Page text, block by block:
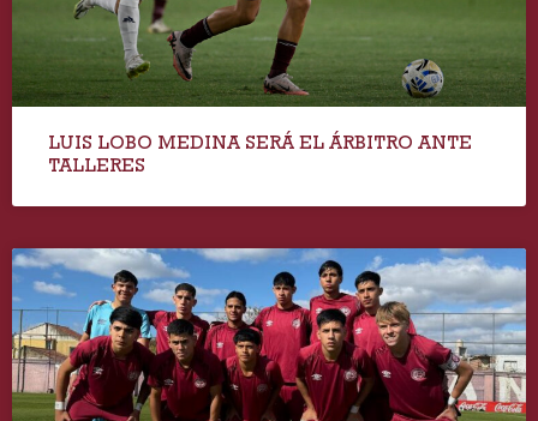
LUIS LOBO MEDINA SERÁ EL ÁRBITRO ANTE
TALLERES